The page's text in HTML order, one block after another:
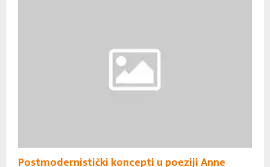
Postmodernistički koncepti u poeziji Anne